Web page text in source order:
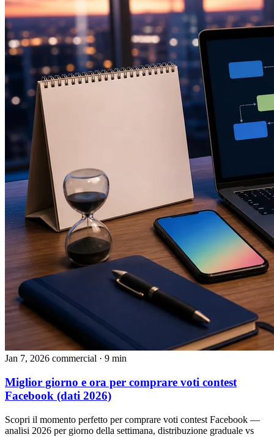
Jan 7, 2026 commercial · 9 min
Miglior giorno e ora per comprare voti contest
Facebook (dati 2026)
Scopri il momento perfetto per comprare voti contest Facebook —
analisi 2026 per giorno della settimana, distribuzione graduale vs